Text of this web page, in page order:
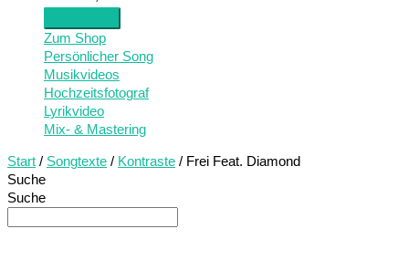
Zum Shop
Persönlicher Song
Musikvideos
Hochzeitsfotograf
Lyrikvideo
Mix- & Mastering
Start / Songtexte / Kontraste / Frei Feat. Diamond
Suche
Suche